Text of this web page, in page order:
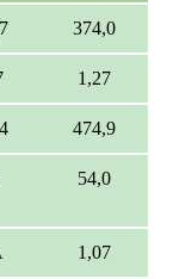
374,0
1,27
474,9
54,0
1,07